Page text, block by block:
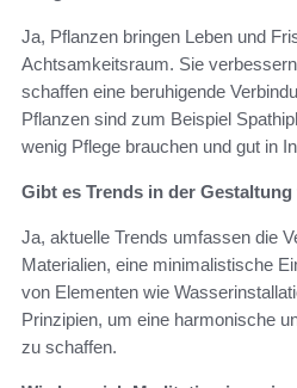
Ja, Pflanzen bringen Leben und
Achtsamkeitsraum. Sie
schaffen eine beruhigende
Pflanzen sind zum Beispiel
wenig Pflege brauchen und gut in
Gibt es Trends in der
Ja, aktuelle Trends umfassen die
Materialien, eine minimalistische
von Elementen wie
Prinzipien, um eine harmonische
zu schaffen.